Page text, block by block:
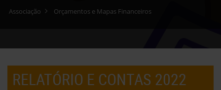
Associação Orçamentos e Mapas Financeiros
RELATÓRIO E CONTAS 2022